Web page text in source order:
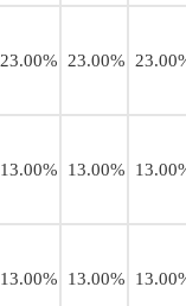
23.00% 23.00%
13.00% 13.00%
13.00% 13.00%